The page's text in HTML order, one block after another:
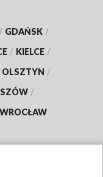
/ GDAŃSK /
/ KIELCE /
OLSZTYN /
/
WROCŁAW